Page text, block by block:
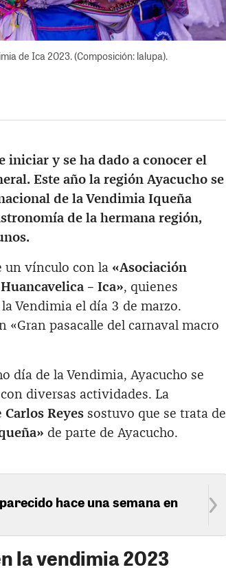
de Ica 2023. (Composición: lalupa).
iniciar y se ha dado a conocer el
Este año la región Ayacucho se
de la Vendimia Iqueña
de la hermana región,
un vínculo con la «Asociación
– Ica», quienes
Vendimia el día 3 de marzo.
pasacalle del carnaval macro
día de la Vendimia, Ayacucho se
diversas actividades. La
Carlos Reyes sostuvo que se trata de
de parte de Ayacucho.
hace una semana en
la vendimia 2023